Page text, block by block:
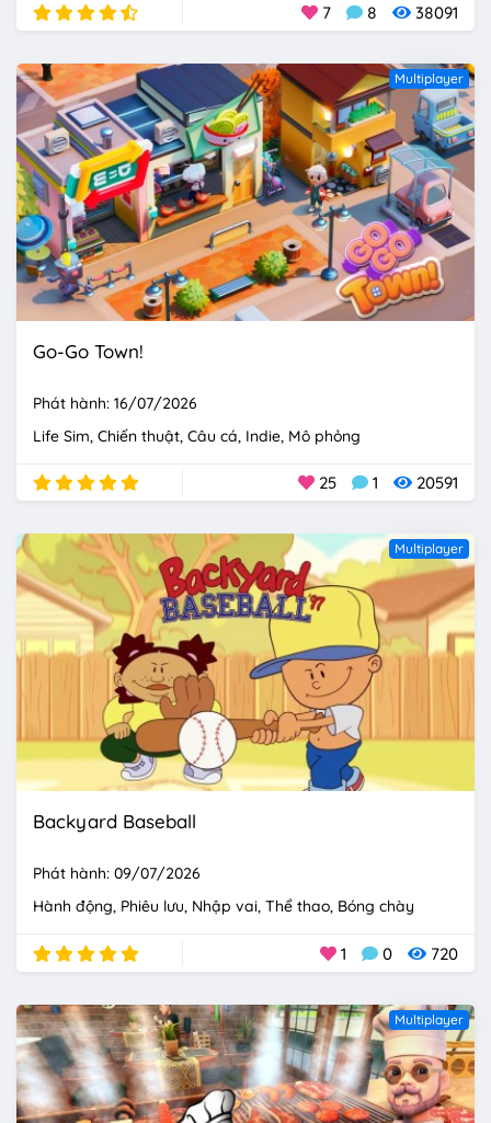
7 8 38091
Multiplayer
Go-Go Town!
Phát hành: 16/07/2026
Life Sim Chiến thuật Câu cá Indie Mô phỏng
25 1 20591
Multiplayer
Backyard Baseball
Phát hành: 09/07/2026
Hành động Phiêu lưu Nhập vai Thể thao Bóng chày
1 0 720
Multiplayer